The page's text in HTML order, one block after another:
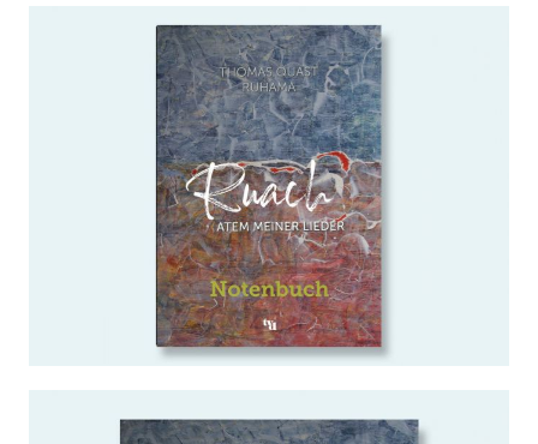
Ruach - Atem meiner Lieder |
Notenbuch
WEITERLESEN …
Ruach - Atem meiner Lieder